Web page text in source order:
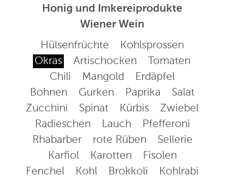
Honig und Imkereiprodukte
Wiener Wein
Hülsenfrüchte
Kohlsprossen
Okras
Artischocken
Tomaten
Chili
Mangold
Erdäpfel
Bohnen
Gurken Paprika
Salat
Zucchini
Spinat Kürbis
Zwiebel
Radieschen
Lauch
Pfefferoni
Rhabarber
rote Rüben
Sellerie
Karfiol
Karotten
Fisolen
Fenchel
Kohl Brokkoli
Kohlrabi